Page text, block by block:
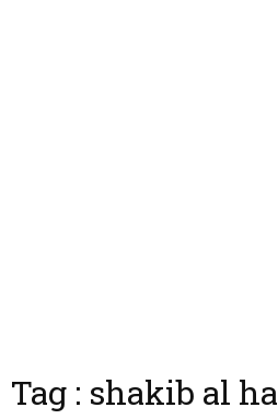
Tag : shakib al